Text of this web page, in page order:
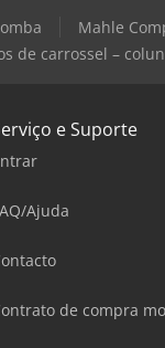
Mahle
de carrossel –
e Suporte
Ajuda
de compra